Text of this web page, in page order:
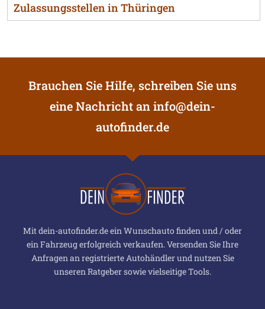
Zulassungsstellen in Thüringen
Brauchen Sie Hilfe, schreiben Sie uns
eine Nachricht aninfo@dein-
autofinder.de
Mit dein-autofinder.de ein Wunschauto finden und / oder
ein Fahrzeug erfolgreich verkaufen. Versenden Sie Ihre
Anfragen an registrierte Autohändler und nutzen Sie
unseren Ratgeber sowie vielseitige Tools.